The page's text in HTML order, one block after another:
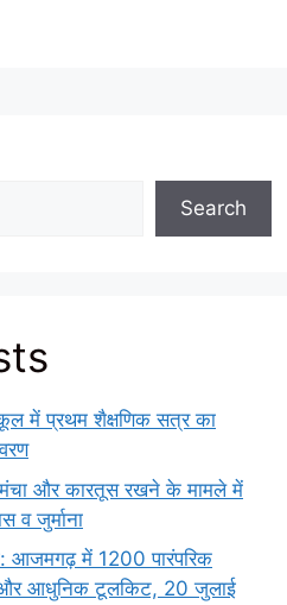
Search
में प्रथम शैक्षणिक सत्र का
और कारतूस रखने के मामले में
व जुर्माना
आजमगढ़ में 1200 पारंपरिक
और आधुनिक टूलकिट, 20 जुलाई